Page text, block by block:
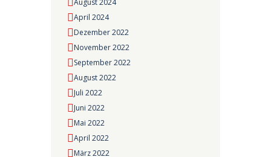
April 2024
Dezember 2022
November 2022
September 2022
August 2022
Juli 2022
Juni 2022
Mai 2022
April 2022
März 2022